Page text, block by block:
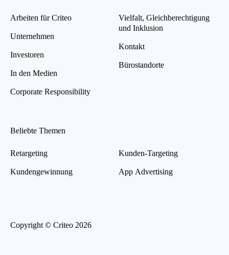
Arbeiten für Criteo
Unternehmen
Investoren
In den Medien
Corporate Responsibility
Vielfalt, Gleichberechtigung
und Inklusion
Kontakt
Bürostandorte
Beliebte Themen
Retargeting
Kundengewinnung
Kunden-Targeting
App Advertising
Copyright © Criteo 2026